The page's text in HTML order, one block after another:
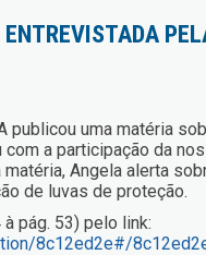
publicou uma matéria
a participação da
Angela alerta
de luvas de proteção.
pág. 53) pelo link:
8c12ed2e#/